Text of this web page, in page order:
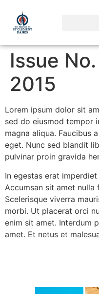
Issue
2015
Lorem ipsum dolor sit
sed do eiusmod tempor
magna aliqua. Faucibus
eget. Nunc sed blandit
pulvinar proin gravida
In egestas erat
Accumsan sit amet
Scelerisque viverra
morbi. Ut placerat orci
enim sit amet. Interdum
amet. Et netus et